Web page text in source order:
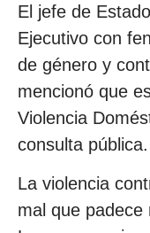
El jefe de
Ejecutivo con
de género y
mencionó que
Violencia
consulta pública.
La violencia
mal que padece